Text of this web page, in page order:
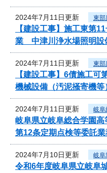
2024年7月11日更新 東部
【建設工事】施工東第
業 中津川浄水場照明設
2024年7月11日更新 東部
【建設工事】6債施工可
機械設備（汚泥掻寄機等
2024年7月11日更新 岐阜
岐阜県立岐阜総合学園
第12条定期点検等委託
2024年7月10日更新 岐阜
令和6年度岐阜県立岐阜